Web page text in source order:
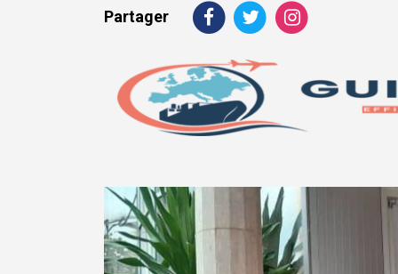
Partager